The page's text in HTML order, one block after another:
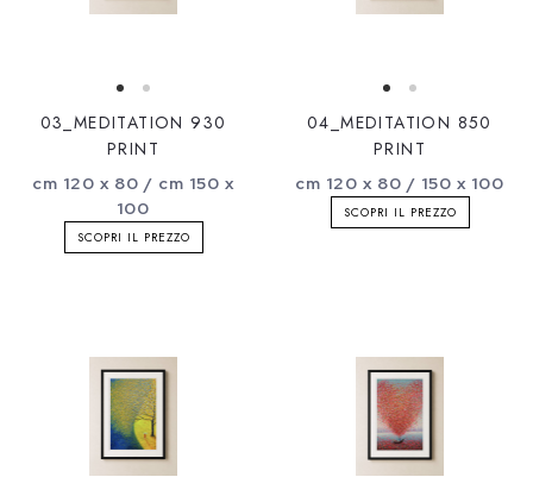
03_MEDITATION 930
PRINT
cm 120 x 80 / cm 150 x
100
SCOPRI IL PREZZO
04_MEDITATION 850
PRINT
cm 120 x 80 / 150 x 100
SCOPRI IL PREZZO